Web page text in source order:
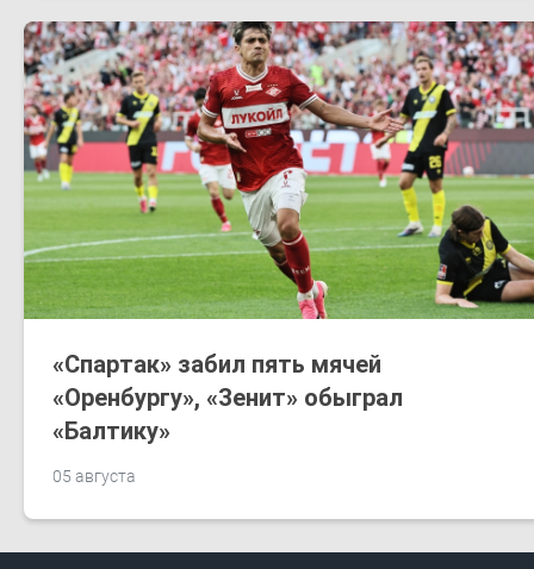
05 августа
​«Спартак»​ забил пять мячей
«Оренбургу»​, «Зенит»​ обыграл
«Балтику»​